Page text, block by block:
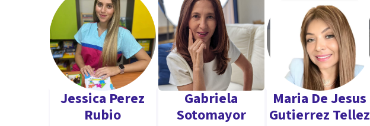
Aptitudes
Formación en Terapia Cognitivo Conductual
Jessica Perez
Rubio
Gabriela
Sotomayor
Maria De Jesus
Gutierrez Tellez